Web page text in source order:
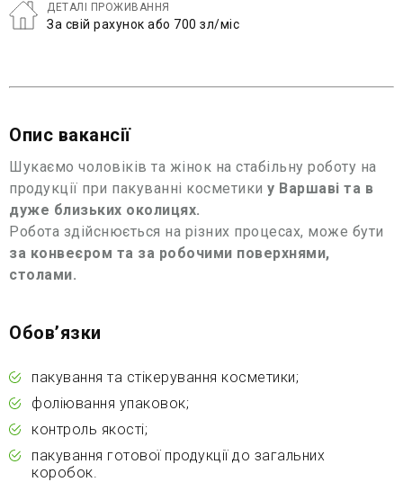
ДЕТАЛІ ПРОЖИВАННЯ
За свій рахунок або 700 зл/міс
Опис вакансії
Шукаємо чоловіків та жінок на стабільну роботу на
продукції при пакуванні косметики у Варшаві та в
дуже близьких околицях.
Робота здійснюється на різних процесах, може бути
за конвеєром та за робочими поверхнями,
столами.
Обовʼязки
пакування та стікерування косметики;
фоліювання упаковок;
контроль якості;
пакування готової продукції до загальних
коробок.